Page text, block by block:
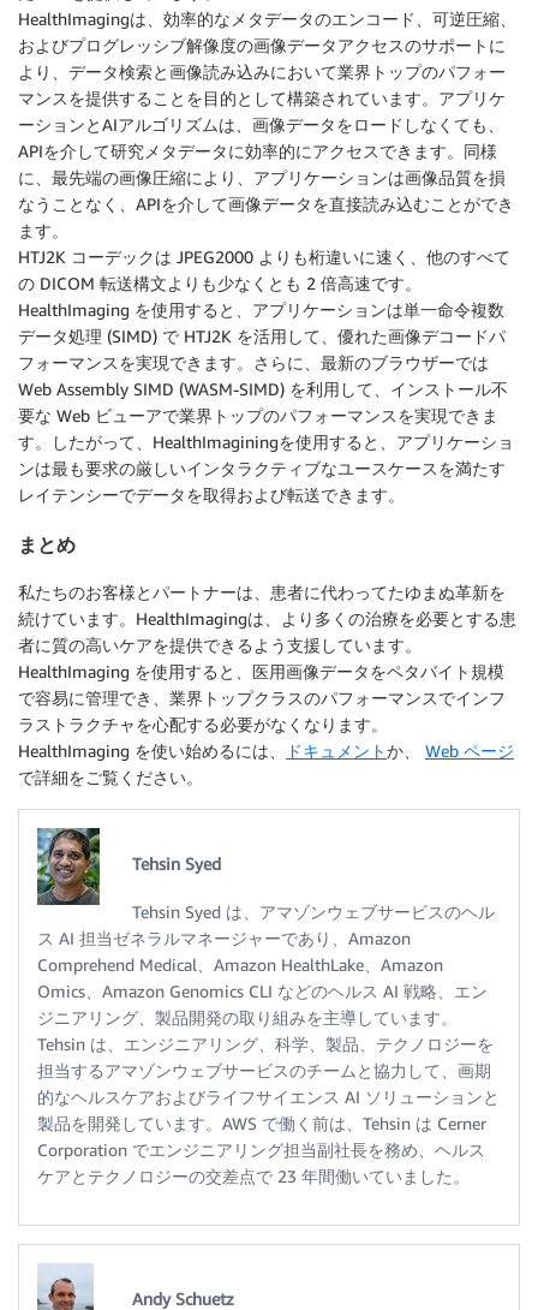
HealthImagingは、効率的なメタデータのエンコード、可逆圧縮、
およびプログレッシブ解像度の画像データアクセスのサポートに
より、データ検索と画像読み込みにおいて業界トップのパフォー
マンスを提供することを目的として構築されています。アプリケ
ーションとAIアルゴリズムは、画像データをロードしなくても、
APIを介して研究メタデータに効率的にアクセスできます。同様
に、最先端の画像圧縮により、アプリケーションは画像品質を損
なうことなく、APIを介して画像データを直接読み込むことができ
ます。
HTJ2K コーデックは JPEG2000 よりも桁違いに速く、他のすべて
の DICOM 転送構文よりも少なくとも 2 倍高速です。
HealthImaging を使用すると、アプリケーションは単一命令複数
データ処理 (SIMD) で HTJ2K を活用して、優れた画像デコードパ
フォーマンスを実現できます。さらに、最新のブラウザーでは
Web Assembly SIMD (WASM-SIMD) を利用して、インストール不
要な Web ビューアで業界トップのパフォーマンスを実現できま
す。したがって、HealthImaginingを使用すると、アプリケーショ
ンは最も要求の厳しいインタラクティブなユースケースを満たす
レイテンシーでデータを取得および転送できます。
まとめ
私たちのお客様とパートナーは、患者に代わってたゆまぬ革新を
続けています。HealthImagingは、より多くの治療を必要とする患
者に質の高いケアを提供できるよう支援しています。
HealthImaging を使用すると、医用画像データをペタバイト規模
で容易に管理でき、業界トップクラスのパフォーマンスでインフ
ラストラクチャを心配する必要がなくなります。
HealthImaging を使い始めるには、
ドキュメントか、 Web ページ
で詳細をご覧ください。
Tehsin Syed
Tehsin Syed は、アマゾンウェブサービスのヘル
ス AI 担当ゼネラルマネージャーであり、Amazon
Comprehend Medical、Amazon HealthLake、Amazon
Omics、Amazon Genomics CLI などのヘルス AI 戦略、エン
ジニアリング、製品開発の取り組みを主導しています。
Tehsin は、エンジニアリング、科学、製品、テクノロジーを
担当するアマゾンウェブサービスのチームと協力して、画期
的なヘルスケアおよびライフサイエンス AI ソリューションと
製品を開発しています。AWS で働く前は、Tehsin は Cerner
Corporation でエンジニアリング担当副社長を務め、ヘルス
ケアとテクノロジーの交差点で 23 年間働いていました。
Andy Schuetz